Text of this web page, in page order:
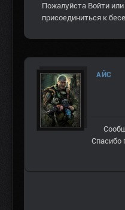
Пожалуйста Войти или
присоединиться к
AЙС
Спасибо